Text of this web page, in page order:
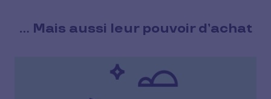
… Mais aussi leur pouvoir d’achat